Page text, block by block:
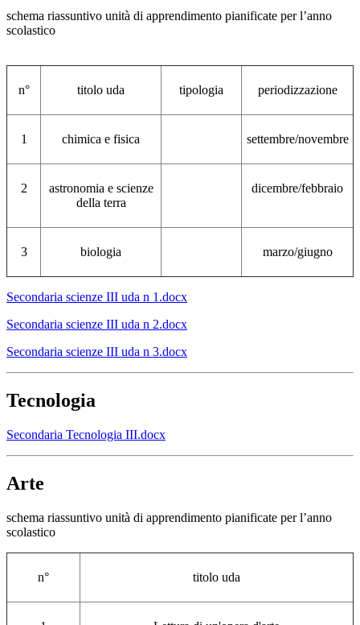
schema riassuntivo unità di apprendimento pianificate per l’anno
scolastico
n° titolo uda tipologia periodizzazione
1 chimica e fisica settembre/novembre
2
astronomia e scienze
della terra
dicembre/febbraio
3 biologia marzo/giugno
Secondaria scienze III uda n 1.docx
Secondaria scienze III uda n 2.docx
Secondaria scienze III uda n 3.docx
Tecnologia
Secondaria Tecnologia III.docx
Arte
schema riassuntivo unità di apprendimento pianificate per l’anno
scolastico
n° titolo uda